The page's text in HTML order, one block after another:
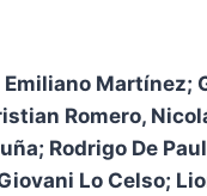
Martínez;
Romero,
Rodrigo De
Lo Celso;